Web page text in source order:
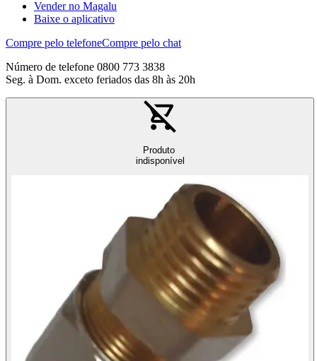
Vender no Magalu
Baixe o aplicativo
Compre pelo telefoneCompre pelo chat
Número de telefone 0800 773 3838
Seg. à Dom. exceto feriados das 8h às 20h
Produto
indisponível